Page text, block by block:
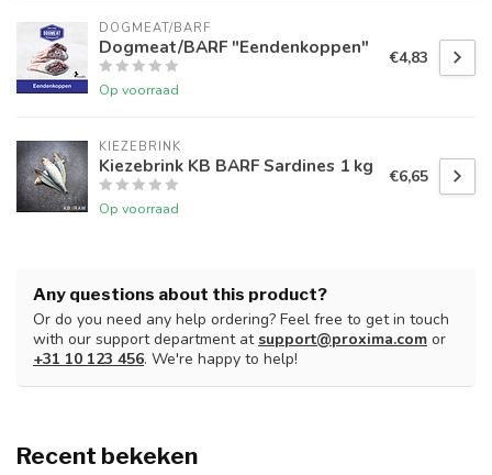
DOGMEAT/BARF
Dogmeat/BARF "Eendenkoppen"
Op voorraad
€4,83
KIEZEBRINK
Kiezebrink KB BARF Sardines 1 kg
Op voorraad
€6,65
Any questions about this product?
Or do you need any help ordering? Feel free to get in touch
with our support department atsupport@proxima.com or
+31 10 123 456. We're happy to help!
Recent bekeken